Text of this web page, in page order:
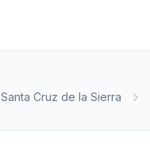
Santa Cruz de la Sierra